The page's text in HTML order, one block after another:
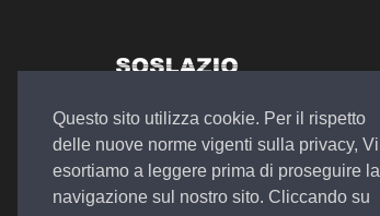
Questo sito utilizza cookie. Per il rispetto
delle nuove norme vigenti sulla privacy, Vi
esortiamo a leggere prima di proseguire la
navigazione sul nostro sito. Cliccando su
Autosalone Plurimarche
Officina Meccanica
Noleggio a Lungo e Breve Termine